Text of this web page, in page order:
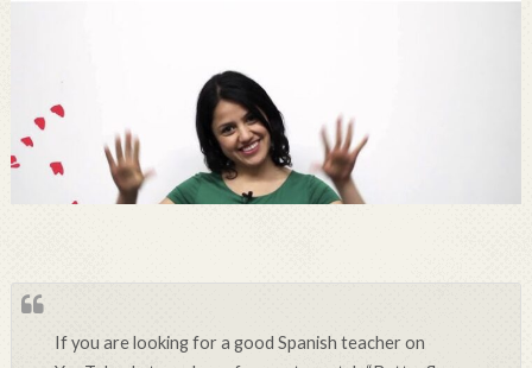
If you are looking for a good Spanish teacher on